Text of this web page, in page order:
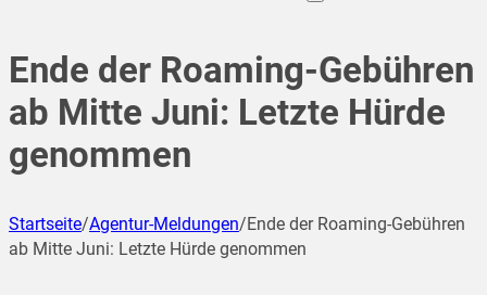
Ende der Roaming-Gebühren
ab Mitte Juni: Letzte Hürde
genommen
Startseite/Agentur-Meldungen/Ende der Roaming-Gebühren
ab Mitte Juni: Letzte Hürde genommen